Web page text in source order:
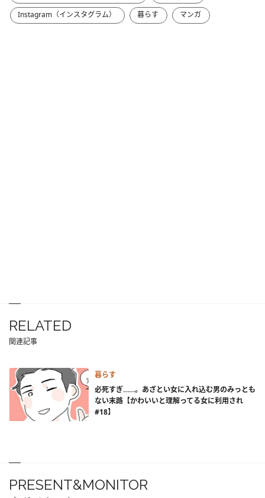
Instagram（インスタグラム）
暮らす マンガ
RELATED
関連記事
暮らす
必死すぎ……。あざとい女に入れ込む男のみっとも
ない末路【かわいいと理解ってる女に利用され
#18】
PRESENT&MONITOR